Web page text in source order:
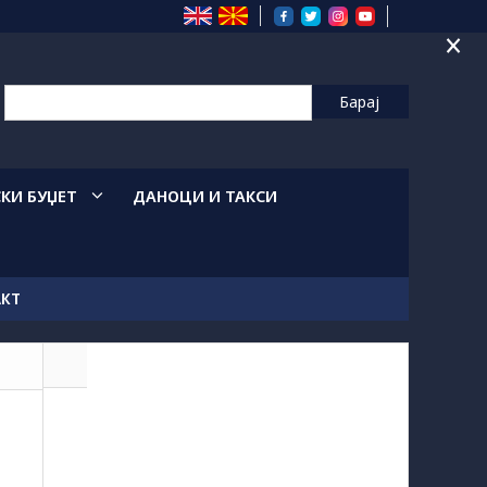
БУЏЕТ ДАНОЦИ И ТАКСИ
×